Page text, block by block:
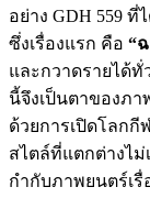
อย่าง GDH 559
ซึ่งเรื่องแรก คือ “
และกวาดรายได้ทั่
นี้จึงเป็นตาของภ
ด้วยการเปิดโลกกี
สไตล์ที่แตกต่างไ
กำกับภาพยนตร์เรื่